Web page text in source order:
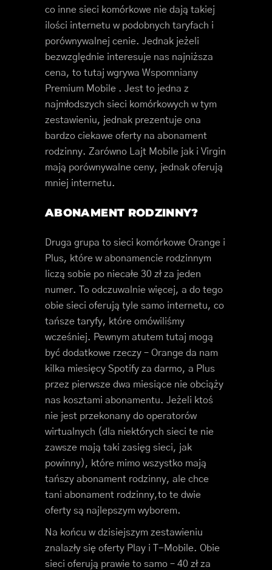
co inne sieci komórkowe nie dają takiej
ilości internetu w podobnych taryfach i
porównywalnej cenie. Jednak jeżeli
bezwzględnie interesuje nas najniższa
cena, to tutaj wgrywa Wspomniany
Premium Mobile . Jest to jedna z
najmłodszych sieci komórkowych w tym
zestawieniu, jednak prezentuje ona
bardzo ciekawe oferty na abonament
rodzinny. Zarówno Lajt Mobile jak i Virgin
mają porównywalne ceny, jednak oferują
mniej internetu.
ABONAMENT RODZINNY?
Druga grupa to sieci komórkowe Orange i
Plus, które w abonamencie rodzinnym
liczą sobie po niecałe 30 zł za jeden
numer. To odczuwalnie więcej, a do tego
obie sieci oferują tyle samo internetu, co
tańsze taryfy, które omówiliśmy
wcześniej. Pewnym atutem tutaj mogą
być dodatkowe rzeczy – Orange da nam
kilka miesięcy Spotify za darmo, a Plus
przez pierwsze dwa miesiące nie obciąży
nas kosztami abonamentu. Jeżeli ktoś
nie jest przekonany do operatorów
wirtualnych (dla niektórych sieci te nie
zawsze mają taki zasięg sieci, jak
powinny), które mimo wszystko mają
tańszy abonament rodzinny, ale chce
tani abonament rodzinny,to te dwie
oferty są najlepszym wyborem.
Na końcu w dzisiejszym zestawieniu
znalazły się oferty Play i T-Mobile. Obie
sieci oferują prawie to samo – 40 zł za